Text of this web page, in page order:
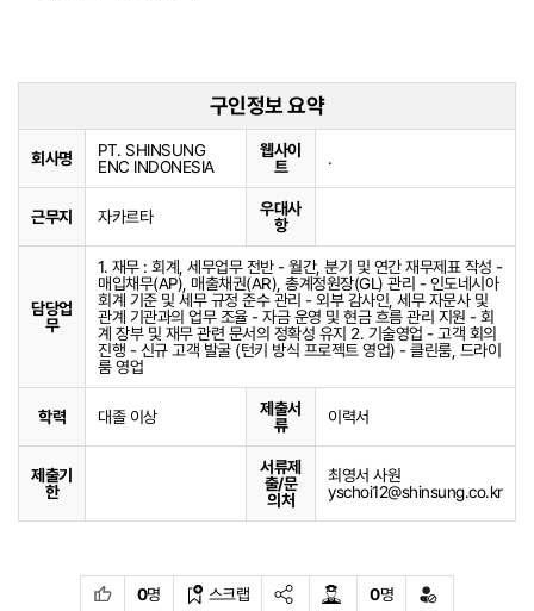
구인정보 요약
회사명
PT. SHINSUNG
ENC INDONESIA
웹사이
트
.
근무지 자카르타
우대사
항
담당업
무
1. 재무 : 회계, 세무업무 전반 - 월간, 분기 및 연간 재무제표 작성 -
매입채무(AP), 매출채권(AR), 총계정원장(GL) 관리 - 인도네시아
회계 기준 및 세무 규정 준수 관리 - 외부 감사인, 세무 자문사 및
관계 기관과의 업무 조율 - 자금 운영 및 현금 흐름 관리 지원 - 회
계 장부 및 재무 관련 문서의 정확성 유지 2. 기술영업 - 고객 회의
진행 - 신규 고객 발굴 (턴키 방식 프로젝트 영업) - 클린룸, 드라이
룸 영업
학력 대졸 이상
제출서
류
이력서
제출기
한
서류제
출/문
의처
최영서 사원
yschoi12@shinsung.co.kr
0명 스크랩 0명
복사